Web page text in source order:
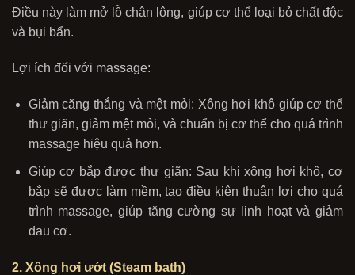
Điều này làm mở lỗ chân lông, giúp cơ thể loại bỏ chất độc
và bụi bẩn.
Lợi ích đối với massage:
Giảm căng thẳng và mệt mỏi: Xông hơi khô giúp cơ thể
thư giãn, giảm mệt mỏi, và chuẩn bị cơ thể cho quá trình
massage hiệu quả hơn.
Giúp cơ bắp được thư giãn: Sau khi xông hơi khô, cơ
bắp sẽ được làm mềm, tạo điều kiện thuận lợi cho quá
trình massage, giúp tăng cường sự linh hoạt và giảm
đau cơ.
2. Xông hơi ướt (Steam bath)